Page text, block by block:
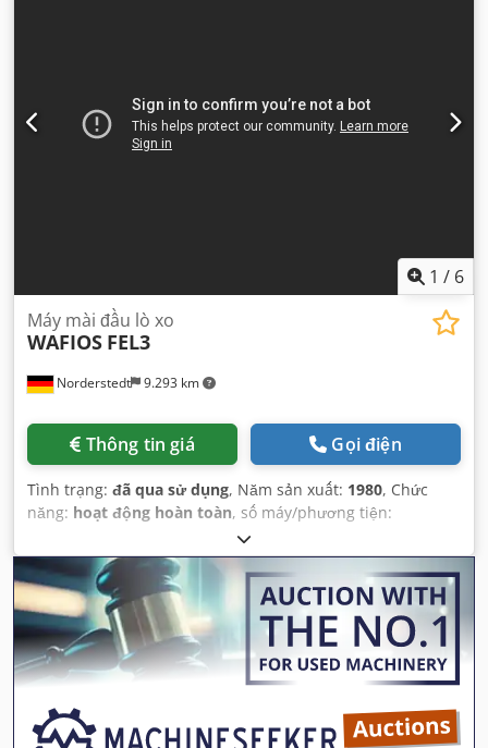
1 / 6
Norderstedt 9.293 km
Máy mài đầu lò xo
WAFIOS FEL3
Thông tin giá Gọi điện
Tình trạng: đã qua sử dụng, Năm sản xuất: 1980, Chức
năng: hoạt động hoàn toàn, số máy/phương tiện: